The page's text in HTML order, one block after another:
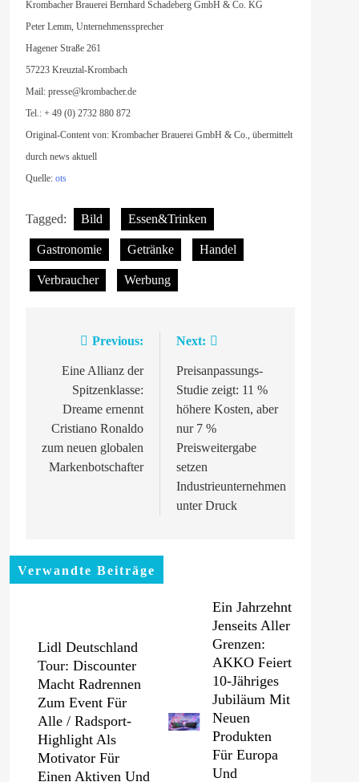
Krombacher Brauerei Bernhard Schadeberg GmbH & Co. KG
Peter Lemm, Unternehmenssprecher
Hagener Straße 261
57223 Kreuztal-Krombach
Mail: presse@krombacher.de
Tel.: + 49 (0) 2732 880 872
Original-Content von: Krombacher Brauerei GmbH & Co., übermittelt
durch news aktuell
Quelle: ots
Tagged: Bild Essen&Trinken
Gastronomie Getränke Handel
Verbraucher Werbung
Beitragsnavigation
Previous:
Eine Allianz der
Spitzenklasse:
Dreame ernennt
Cristiano Ronaldo
zum neuen globalen
Markenbotschafter
Next:
Preisanpassungs-
Studie zeigt: 11 %
höhere Kosten, aber
nur 7 %
Preisweitergabe
setzen
Industrieunternehmen
unter Druck
Verwandte Beiträge
Lidl Deutschland
Tour: Discounter
Macht Radrennen
Zum Event Für
Alle / Radsport-
Highlight Als
Motivator Für
Einen Aktiven Und
Ein Jahrzehnt
Jenseits Aller
Grenzen:
AKKO Feiert
10-Jähriges
Jubiläum Mit
Neuen
Produkten
Für Europa
Und